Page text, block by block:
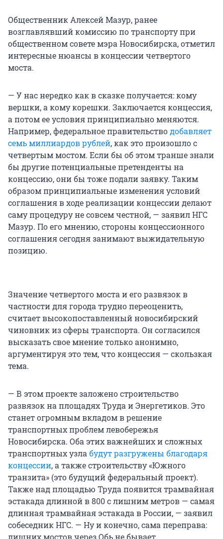
Общественник Алексей Мазур, ранее
возглавлявший комиссию по транспорту при
общественном совете мэра Новосибирска, отметил
интересные нюансы в концессии четвертого
моста.
— У нас нередко как в сказке получается: кому
вершки, а кому корешки. Заключается концессия,
а потом ее условия принципиально меняются.
Например, федеральное правительстводобавляет
семь миллиардов рублей, как это произошло с
четвертым мостом. Если бы об этом транше знали
бы другие потенциальные претенденты на
концессию, они бы тоже подали заявку. Таким
образом принципиальные изменения условий
соглашения в ходе реализации концессии делают
саму процедуру не совсем честной, — заявил НГС
Мазур. По его мнению, стороны концессионного
соглашения сегодня занимают выжидательную
позицию.
Значение четвертого моста и его развязок в
частности для города трудно переоценить,
считает высокопоставленный новосибирский
чиновник из сферы транспорта. Он согласился
высказать свое мнение только анонимно,
аргументируя это тем, что концессия — скользкая
тема.
— В этом проекте заложено строительство
развязок на площадях Труда и Энергетиков. Это
станет огромным вкладом в решение
транспортных проблем левобережья
Новосибирска. Оба этих важнейших и сложных
транспортных узлабудут разгружены благодаря
концессии, а также строительству «Южного
транзита» (это будущий федеральный проект).
Также над площадью Труда появится трамвайная
эстакада длинной в 800 с лишним метров — самая
длинная трамвайная эстакада в России, — заявил
собеседник НГС. — Ну и конечно, сама переправа: